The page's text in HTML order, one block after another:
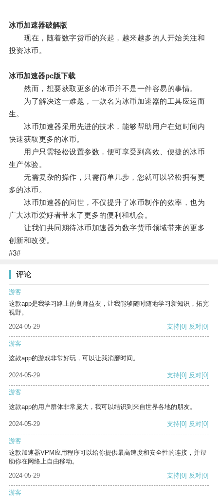
冰币加速器破解版
现在，随着数字货币的兴起，越来越多的人开始关注和
投资冰币。
冰币加速器pc版下载
然而，想要获取更多的冰币并不是一件容易的事情。
为了解决这一难题，一款名为冰币加速器的工具应运而
生。
冰币加速器采用先进的技术，能够帮助用户在短时间内
快速获取更多的冰币。
用户只需轻松设置参数，便可享受到高效、便捷的冰币
生产体验。
无需复杂的操作，只需简单几步，您就可以轻松拥有更
多的冰币。
冰币加速器的问世，不仅提升了冰币制作的效率，也为
广大冰币爱好者带来了更多的便利和机会。
让我们共同期待冰币加速器为数字货币领域带来的更多
创新和改变。
#3#
评论
游客
这款app是我学习路上的良师益友，让我能够随时随地学习新知识，拓宽
视野。
2024-05-29
支持[0] 反对[0]
游客
这款app的游戏非常好玩，可以让我消磨时间。
2024-05-29 支持[0] 反对[0]
游客
这款app的用户群体非常庞大，我可以结识到来自世界各地的朋友。
2024-05-29 支持[0] 反对[0]
游客
这款加速器VPM应用程序可以给你提供最高速度和安全性的连接，并帮
助你在网络上自由移动。
2024-05-29
支持[0] 反对[0]
游客